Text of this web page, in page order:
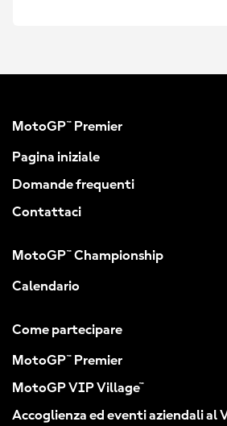
MotoGP™ Premier
Pagina iniziale
Domande frequenti
Contattaci
MotoGP™ Championship
Calendario
Come partecipare
MotoGP™ Premier
MotoGP VIP Village™
Accoglienza ed eventi aziendali al